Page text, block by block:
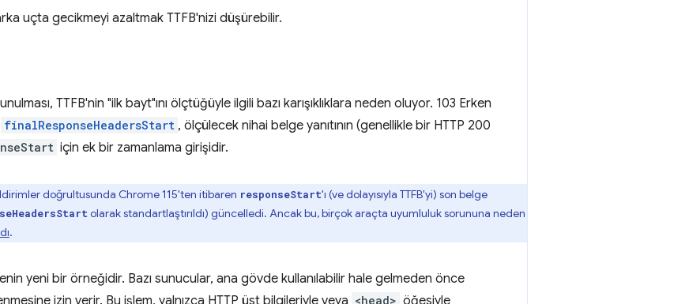
uçta gecikmeyi azaltmak TTFB'nizi düşürebilir.
TTFB'nin "ilk bayt"ını ölçtüğüyle ilgili bazı karışıklıklara neden oluyor. 103 Erken
finalResponseHeadersStart , ölçülecek nihai belge yanıtının (genellikle bir HTTP 200
için ek bir zamanlama girişidir.
doğrultusunda Chrome 115'ten itibaren responseStart'ı (ve dolayısıyla TTFB'yi) son belge
olarak standartlaştırıldı) güncelledi. Ancak bu, birçok araçta uyumluluk sorununa neden
.
yeni bir örneğidir. Bazı sunucular, ana gövde kullanılabilir hale gelmeden önce
izin verir. Bu işlem, yalnızca HTTP üst bilgileriyle veya <head> öğesiyle